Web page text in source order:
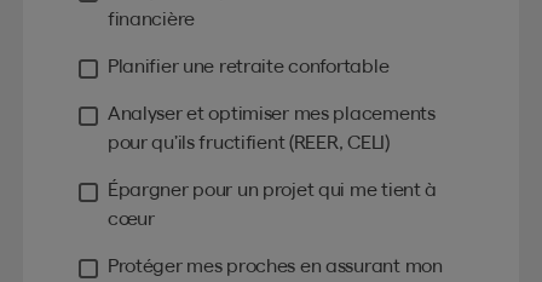
financière
Planifier une retraite confortable
Analyser et optimiser mes placements
pour qu’ils fructifient (REER, CELI)
Épargner pour un projet qui me tient à
cœur
Protéger mes proches en assurant mon